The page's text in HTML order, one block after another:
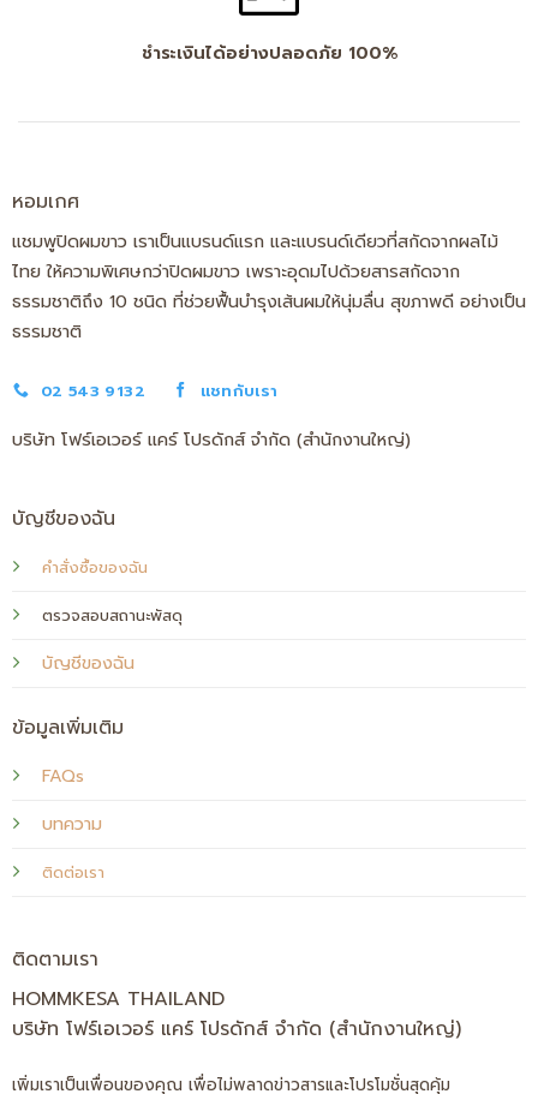
ชำระเงินได้อย่างปลอดภัย 100%
หอมเกศ
แชมพูปิดผมขาว เราเป็นแบรนด์แรก และแบรนด์เดียวที่สกัดจากผลไม้
ไทย ให้ความพิเศษกว่าปิดผมขาว เพราะอุดมไปด้วยสารสกัดจาก
ธรรมชาติถึง 10 ชนิด ที่ช่วยฟื้นบำรุงเส้นผมให้นุ่มลื่น สุขภาพดี อย่างเป็น
ธรรมชาติ
02 543 9132 แชทกับเรา
บริษัท โฟร์เอเวอร์ แคร์ โปรดักส์ จำกัด (สำนักงานใหญ่)
บัญชีของฉัน
คำสั่งซื้อของฉัน
ตรวจสอบสถานะพัสดุ
บัญชีของฉัน
ข้อมูลเพิ่มเติม
FAQs
บทความ
ติดต่อเรา
ติดตามเรา
HOMMKESA THAILAND
บริษัท โฟร์เอเวอร์ แคร์ โปรดักส์ จำกัด (สำนักงานใหญ่)
เพิ่มเราเป็นเพื่อนของคุณ เพื่อไม่พลาดข่าวสารและโปรโมชั่นสุดคุ้ม